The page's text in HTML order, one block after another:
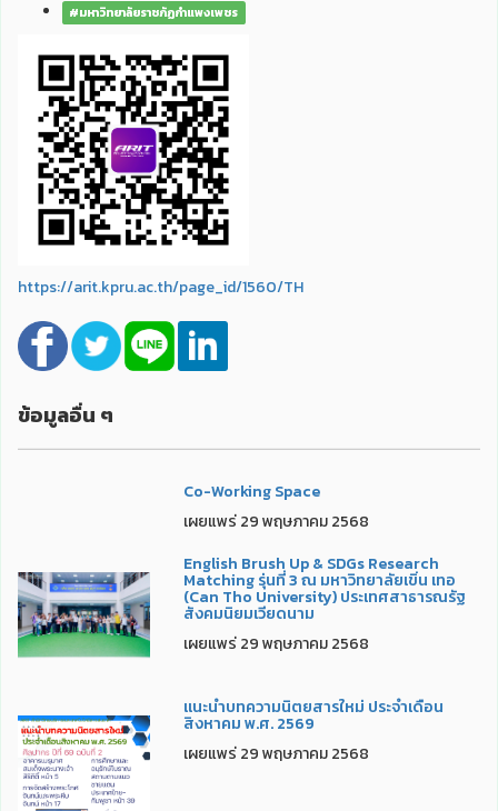
#มหาวิทยาลัยราชภัฏกำแพงเพชร
https://arit.kpru.ac.th/page_id/1560/TH
ข้อมูลอื่น ๆ
Co-Working Space
เผยแพร่ 29 พฤษภาคม 2568
English Brush Up & SDGs Research
Matching รุ่นที่ 3 ณ มหาวิทยาลัยเขิ่น เทอ
(Can Tho University) ประเทศสาธารณรัฐ
สังคมนิยมเวียดนาม
เผยแพร่ 29 พฤษภาคม 2568
แนะนำบทความนิตยสารใหม่ ประจำเดือน
สิงหาคม พ.ศ. 2569
เผยแพร่ 29 พฤษภาคม 2568